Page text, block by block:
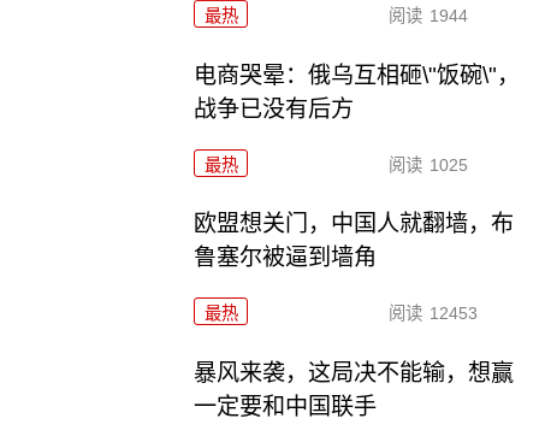
最热 阅读 1944
电商哭晕：俄乌互相砸\"饭碗\"，
战争已没有后方
最热 阅读 1025
欧盟想关门，中国人就翻墙，布
鲁塞尔被逼到墙角
最热 阅读 12453
暴风来袭，这局决不能输，想赢
一定要和中国联手